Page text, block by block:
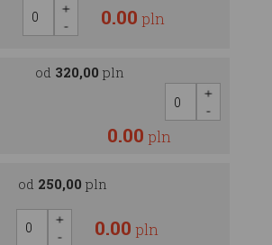
0.00 pln
od 320,00 pln
0.00 pln
od 250,00 pln
0.00 pln